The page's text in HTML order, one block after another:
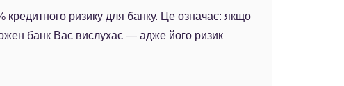
ризику для банку. Це означає: якщо
банк Вас вислухає — адже його ризик